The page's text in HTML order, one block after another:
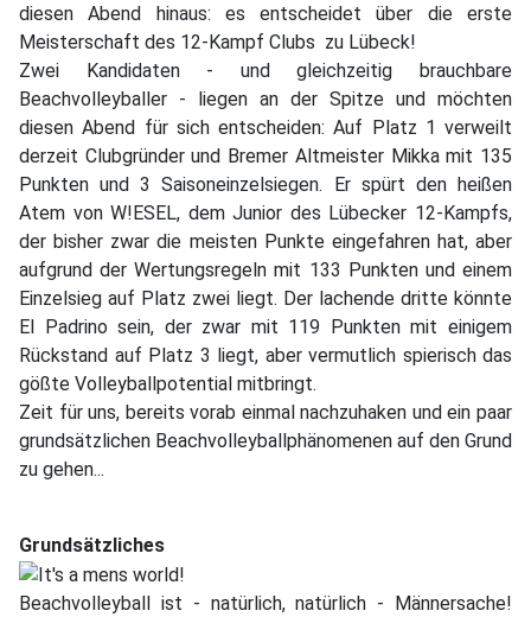
diesen Abend hinaus: es entscheidet über die erste
Meisterschaft des 12-Kampf Clubs zu Lübeck!
Zwei Kandidaten - und gleichzeitig brauchbare
Beachvolleyballer - liegen an der Spitze und möchten
diesen Abend für sich entscheiden: Auf Platz 1 verweilt
derzeit Clubgründer und Bremer Altmeister Mikka mit 135
Punkten und 3 Saisoneinzelsiegen. Er spürt den heißen
Atem von W!ESEL, dem Junior des Lübecker 12-Kampfs,
der bisher zwar die meisten Punkte eingefahren hat, aber
aufgrund der Wertungsregeln mit 133 Punkten und einem
Einzelsieg auf Platz zwei liegt. Der lachende dritte könnte
El Padrino sein, der zwar mit 119 Punkten mit einigem
Rückstand auf Platz 3 liegt, aber vermutlich spierisch das
gößte Volleyballpotential mitbringt.
Zeit für uns, bereits vorab einmal nachzuhaken und ein paar
grundsätzlichen Beachvolleyballphänomenen auf den Grund
zu gehen...
Grundsätzliches
Beachvolleyball ist - natürlich, natürlich - Männersache!